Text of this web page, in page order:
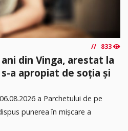
833
din Vinga, arestat la
a apropiat de soția și
a Parchetului de pe
punerea în mişcare a